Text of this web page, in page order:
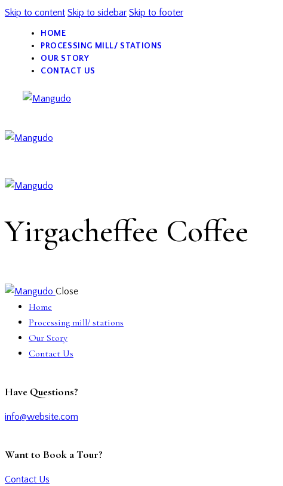
Skip to content Skip to sidebar Skip to footer
HOME
PROCESSING MILL/ STATIONS
OUR STORY
CONTACT US
Yirgacheffee Coffee
Close
Home
Processing mill/ stations
Our Story
Contact Us
Have Questions?
info@website.com
Want to Book a Tour?
Contact Us